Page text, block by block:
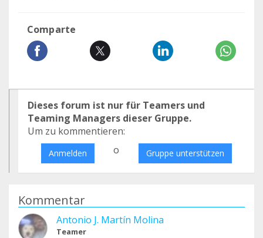
Comparte
Dieses forum ist nur für Teamers und
Teaming Managers dieser Gruppe.
Um zu kommentieren:
Anmelden o Gruppe unterstützen
Kommentar
Antonio J. Martín Molina
Teamer